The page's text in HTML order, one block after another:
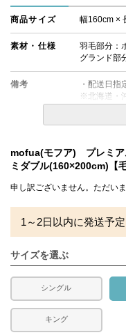
商品サイズ 幅160cm ×
素材・仕様
羽毛部分：
グランド部
備考
・配送日指
※北海道・
発生する場
合がありま
mofua(モフア) プレミア
ミダブル(160×200cm)【毛
申し訳ございません。ただい
1～2日以内に発送予
サイズを選ぶ
シングル
キング